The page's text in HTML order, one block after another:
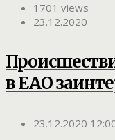
1701 views
23.12.2020
в ЕАО
23.12.2020